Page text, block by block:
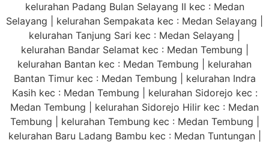
kelurahan Padang Bulan Selayang II kec : Medan
Selayang | kelurahan Sempakata kec : Medan Selayang |
kelurahan Tanjung Sari kec : Medan Selayang |
kelurahan Bandar Selamat kec : Medan Tembung |
kelurahan Bantan kec : Medan Tembung | kelurahan
Bantan Timur kec : Medan Tembung | kelurahan Indra
Kasih kec : Medan Tembung | kelurahan Sidorejo kec :
Medan Tembung | kelurahan Sidorejo Hilir kec : Medan
Tembung | kelurahan Tembung kec : Medan Tembung |
kelurahan Baru Ladang Bambu kec : Medan Tuntungan |